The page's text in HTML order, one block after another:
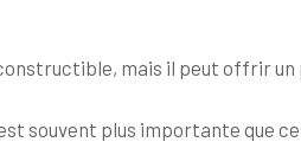
constructible, mais il peut offrir
souvent plus importante que